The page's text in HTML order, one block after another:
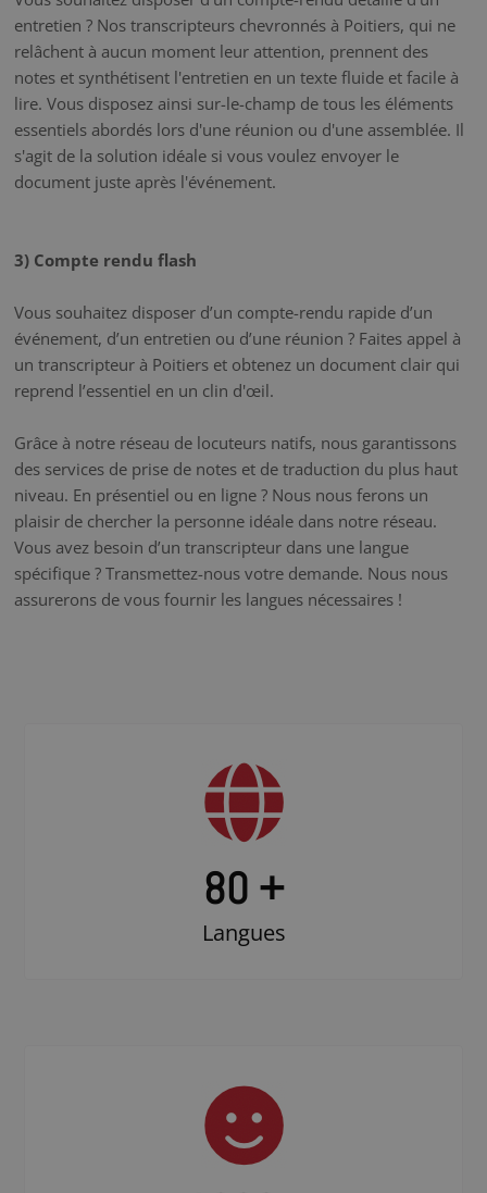
entretien ? Nos transcripteurs chevronnés à Poitiers, qui ne
relâchent à aucun moment leur attention, prennent des
notes et synthétisent l'entretien en un texte fluide et facile à
lire. Vous disposez ainsi sur-le-champ de tous les éléments
essentiels abordés lors d'une réunion ou d'une assemblée. Il
s'agit de la solution idéale si vous voulez envoyer le
document juste après l'événement.
3) Compte rendu flash
Vous souhaitez disposer d’un compte-rendu rapide d’un
événement, d’un entretien ou d’une réunion ? Faites appel à
un transcripteur à Poitiers et obtenez un document clair qui
reprend l’essentiel en un clin d'œil.
Grâce à notre réseau de locuteurs natifs, nous garantissons
des services de prise de notes et de traduction du plus haut
niveau. En présentiel ou en ligne ? Nous nous ferons un
plaisir de chercher la personne idéale dans notre réseau.
Vous avez besoin d’un transcripteur dans une langue
spécifique ? Transmettez-nous votre demande. Nous nous
assurerons de vous fournir les langues nécessaires !
80 +
Langues